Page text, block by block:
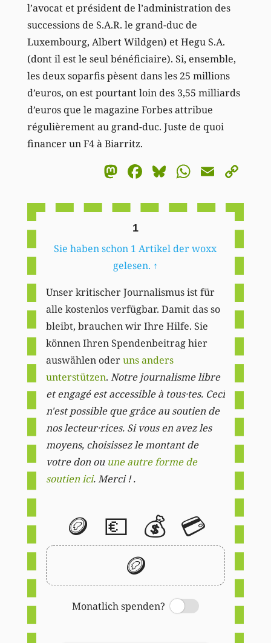
l’avocat et président de l’administration des
successions de S.A.R. le grand-duc de
Luxembourg, Albert Wildgen) et Hegu S.A.
(dont il est le seul bénéficiaire). Si, ensemble,
les deux soparfis pèsent dans les 25 millions
d’euros, on est pourtant loin des 3,55 milliards
d’euros que le magazine Forbes attribue
régulièrement au grand-duc. Juste de quoi
financer un F4 à Biarritz.
Mastodon
Facebook
BlueskyEmail
1
Sie haben schon 1 Artikel der woxx
gelesen. ↑
Unser kritischer Journalismus ist für
alle kostenlos verfügbar. Damit das so
bleibt, brauchen wir Ihre Hilfe. Sie
können Ihren Spendenbeitrag hier
auswählen oderuns anders
unterstützen. Notre journalisme libre
et engagé est accessible à tous·tes. Ceci
n'est possible que grâce au soutien de
nos lecteur·rices. Si vous en avez les
moyens, choisissez le montant de
votre don ou une autre forme de
soutien ici. Merci ! .
🪙 💶 💰 💳
🪙
Monatlich spenden?
Switch